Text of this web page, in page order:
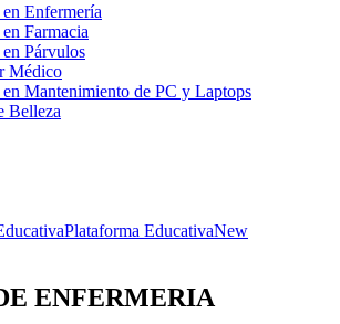
Enfermería
Farmacia
Párvulos
Médico
Mantenimiento de PC y Laptops
Belleza
Plataforma EducativaNew
ENFERMERIA